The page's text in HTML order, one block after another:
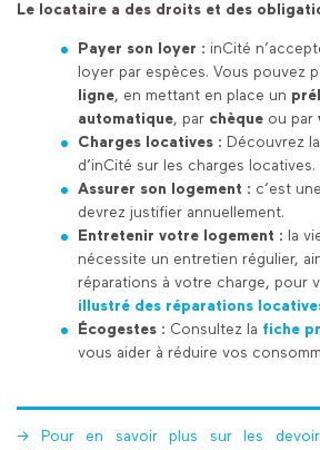
Le locataire a des droits et des
Payer son loyer : inCité
loyer par espèces. Vous pouvez
ligne, en mettant en place un
automatique, par chèque ou par
Charges locatives : Découvrez la
d’inCité sur les charges locatives.
Assurer son logement : c’est
devrez justifier annuellement.
Entretenir votre logement : la
nécessite un entretien régulier,
réparations à votre charge, pour
illustré des réparations
Écogestes : Consultez la fiche
vous aider à réduire vos
-> Pour en savoir plus sur les